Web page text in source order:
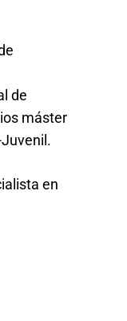
de
máster
en